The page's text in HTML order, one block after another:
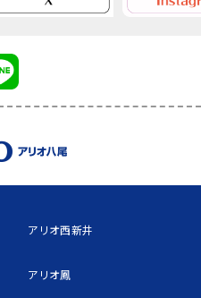
アリオ西新井
アリオ鳳